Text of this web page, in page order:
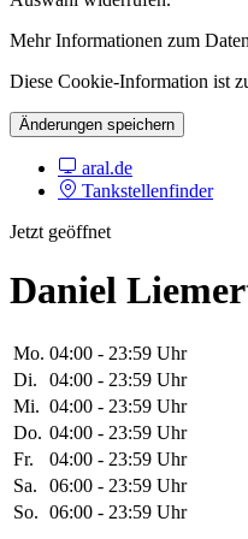
Mehr Informationen zum
Diese Cookie-Information ist
Änderungen speichern
aral.de
Tankstellenfinder
Jetzt geöffnet
Daniel
Mo. 04:00 - 23:59 Uhr
Di.
04:00 - 23:59 Uhr
Mi. 04:00 - 23:59 Uhr
Do. 04:00 - 23:59 Uhr
Fr.
04:00 - 23:59 Uhr
Sa.
06:00 - 23:59 Uhr
So. 06:00 - 23:59 Uhr